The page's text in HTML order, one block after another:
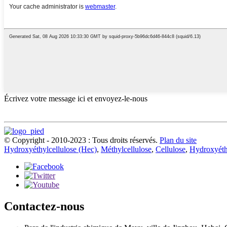
Écrivez votre message ici et envoyez-le-nous
© Copyright - 2010-2023 : Tous droits réservés. Plan du site
Hydroxyéthylcellulose (Hec), Méthylcellulose, Cellulose,
Contactez-nous